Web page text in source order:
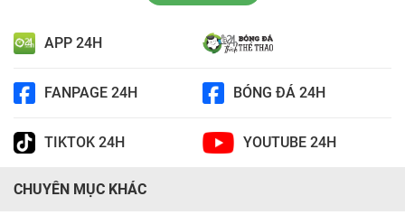
APP 24H
FANPAGE 24H BÓNG ĐÁ 24H
TIKTOK 24H YOUTUBE 24H
CHUYÊN MỤC KHÁC